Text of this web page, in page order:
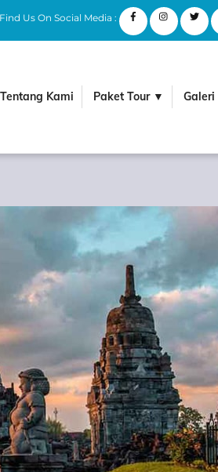
Find Us On Social Media :
Tentang Kami Paket Tour ▼ Galeri